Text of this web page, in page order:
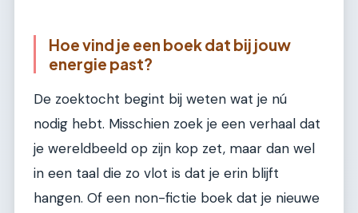
Hoe vind je een boek dat bij jouw
energie past?
De zoektocht begint bij weten wat je nú
nodig hebt. Misschien zoek je een verhaal dat
je wereldbeeld op zijn kop zet, maar dan wel
in een taal die zo vlot is dat je erin blijft
hangen. Of een non-fictie boek dat je nieuwe